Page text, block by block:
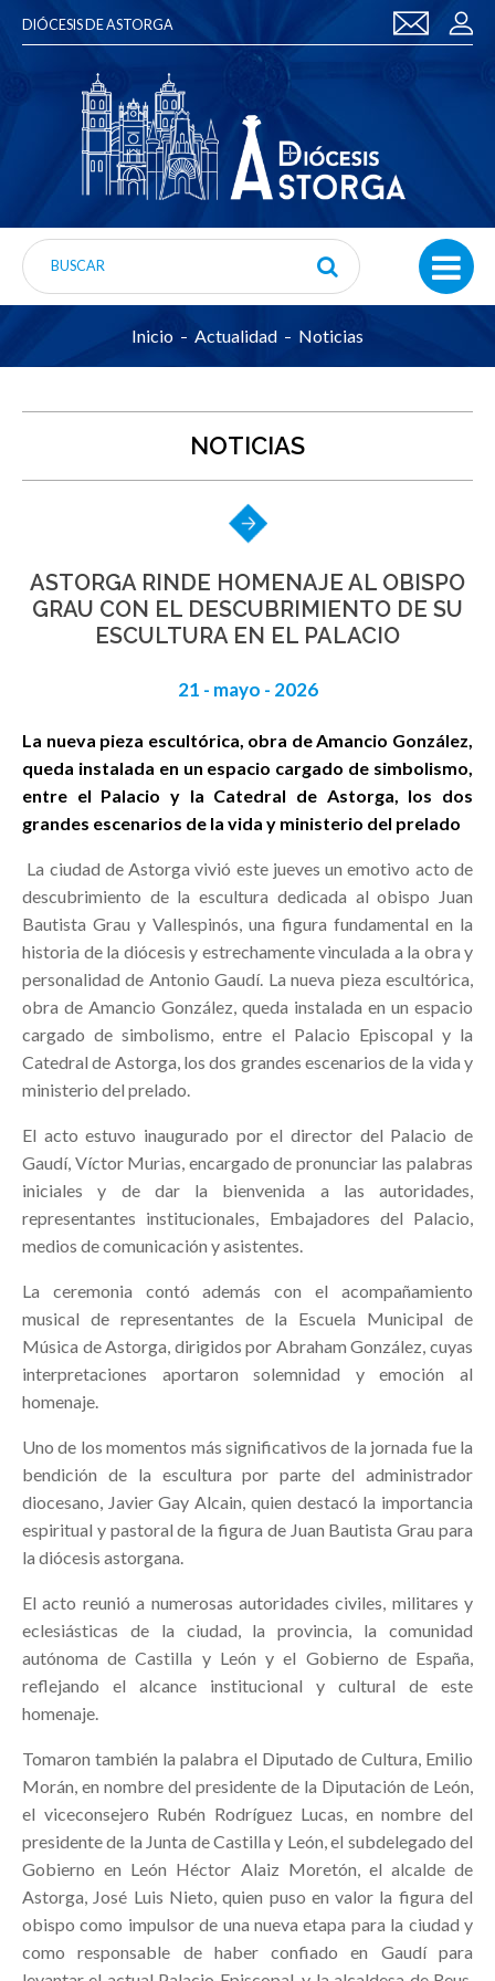
DIÓCESIS DE ASTORGA
Inicio Actualidad Noticias
NOTICIAS
ASTORGA RINDE HOMENAJE AL OBISPO
GRAU CON EL DESCUBRIMIENTO DE SU
ESCULTURA EN EL PALACIO
21 - mayo - 2026
La nueva pieza escultórica, obra de Amancio González,
queda instalada en un espacio cargado de simbolismo,
entre el Palacio y la Catedral de Astorga, los dos
grandes escenarios de la vida y ministerio del prelado
La ciudad de Astorga vivió este jueves un emotivo acto de
descubrimiento de la escultura dedicada al obispo Juan
Bautista Grau y Vallespinós, una figura fundamental en la
historia de la diócesis y estrechamente vinculada a la obra y
personalidad de Antonio Gaudí. La nueva pieza escultórica,
obra de Amancio González, queda instalada en un espacio
cargado de simbolismo, entre el Palacio Episcopal y la
Catedral de Astorga, los dos grandes escenarios de la vida y
ministerio del prelado.
El acto estuvo inaugurado por el director del Palacio de
Gaudí, Víctor Murias, encargado de pronunciar las palabras
iniciales y de dar la bienvenida a las autoridades,
representantes institucionales, Embajadores del Palacio,
medios de comunicación y asistentes.
La ceremonia contó además con el acompañamiento
musical de representantes de la Escuela Municipal de
Música de Astorga, dirigidos por Abraham González, cuyas
interpretaciones aportaron solemnidad y emoción al
homenaje.
Uno de los momentos más significativos de la jornada fue la
bendición de la escultura por parte del administrador
diocesano, Javier Gay Alcain, quien destacó la importancia
espiritual y pastoral de la figura de Juan Bautista Grau para
la diócesis astorgana.
El acto reunió a numerosas autoridades civiles, militares y
eclesiásticas de la ciudad, la provincia, la comunidad
autónoma de Castilla y León y el Gobierno de España,
reflejando el alcance institucional y cultural de este
homenaje.
Tomaron también la palabra el Diputado de Cultura, Emilio
Morán, en nombre del presidente de la Diputación de León,
el viceconsejero Rubén Rodríguez Lucas, en nombre del
presidente de la Junta de Castilla y León, el subdelegado del
Gobierno en León Héctor Alaiz Moretón, el alcalde de
Astorga, José Luis Nieto, quien puso en valor la figura del
obispo como impulsor de una nueva etapa para la ciudad y
como responsable de haber confiado en Gaudí para